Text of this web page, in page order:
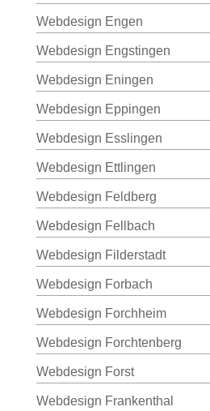
Webdesign Engen
Webdesign Engstingen
Webdesign Eningen
Webdesign Eppingen
Webdesign Esslingen
Webdesign Ettlingen
Webdesign Feldberg
Webdesign Fellbach
Webdesign Filderstadt
Webdesign Forbach
Webdesign Forchheim
Webdesign Forchtenberg
Webdesign Forst
Webdesign Frankenthal